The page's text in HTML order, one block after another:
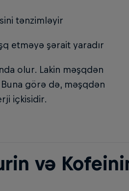
tənzimləyir
etməyə şərait yaradır
olur. Lakin məşqdən
görə də, məşqdən
içkisidir.
və